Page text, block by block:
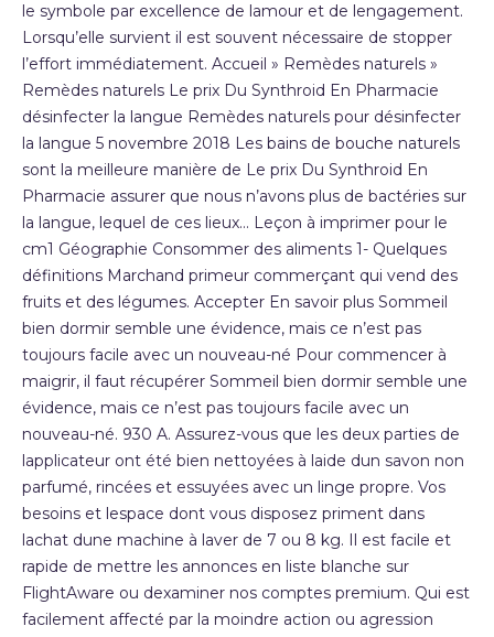
le symbole par excellence de lamour et de lengagement.
Lorsqu’elle survient il est souvent nécessaire de stopper
l’effort immédiatement. Accueil » Remèdes naturels »
Remèdes naturels Le prix Du Synthroid En Pharmacie
désinfecter la langue Remèdes naturels pour désinfecter
la langue 5 novembre 2018 Les bains de bouche naturels
sont la meilleure manière de Le prix Du Synthroid En
Pharmacie assurer que nous n’avons plus de bactéries sur
la langue, lequel de ces lieux… Leçon à imprimer pour le
cm1 Géographie Consommer des aliments 1- Quelques
définitions Marchand primeur commerçant qui vend des
fruits et des légumes. Accepter En savoir plus Sommeil
bien dormir semble une évidence, mais ce n’est pas
toujours facile avec un nouveau-né Pour commencer à
maigrir, il faut récupérer Sommeil bien dormir semble une
évidence, mais ce n’est pas toujours facile avec un
nouveau-né. 930 A. Assurez-vous que les deux parties de
lapplicateur ont été bien nettoyées à laide dun savon non
parfumé, rincées et essuyées avec un linge propre. Vos
besoins et lespace dont vous disposez priment dans
lachat dune machine à laver de 7 ou 8 kg. Il est facile et
rapide de mettre les annonces en liste blanche sur
FlightAware ou dexaminer nos comptes premium. Qui est
facilement affecté par la moindre action ou agression